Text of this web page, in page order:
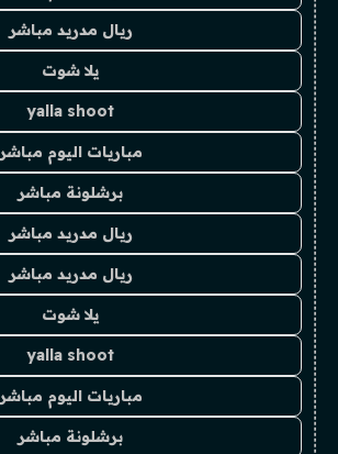
ريال مدريد مباشر
يلا شوت
yalla shoot
مباريات اليوم مباشر
برشلونة مباشر
ريال مدريد مباشر
ريال مدريد مباشر
يلا شوت
yalla shoot
مباريات اليوم مباشر
برشلونة مباشر